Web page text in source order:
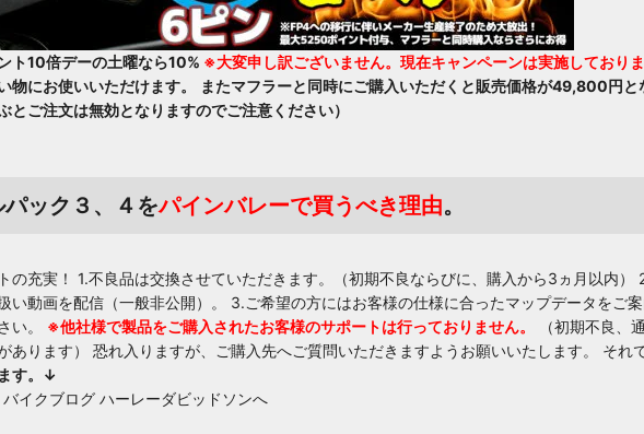
ト10倍デーの土曜なら10% ※大変申し訳ございません。現在キャンペーンは実施しておりま
物にお使いいただけます。
またマフラーと同時にご購入いただくと販売価格が49,800円
とご注文は無効となりますのでご注意ください）
ック３、４をパインバレーで買うべき理由。
の充実！ 1.不良品は交換させていただきます。（初期不良ならびに、購入から3ヵ月以内
い動画を配信（一般非公開）。 3.ご希望の方にはお客様の仕様に合ったマップデータをご
い。 ※他社様で製品をご購入されたお客様のサポートは行っておりません。
（初期不良、
あります） 恐れ入りますが、ご購入先へご質問いただきますようお願いいたします。 それ
す。↓